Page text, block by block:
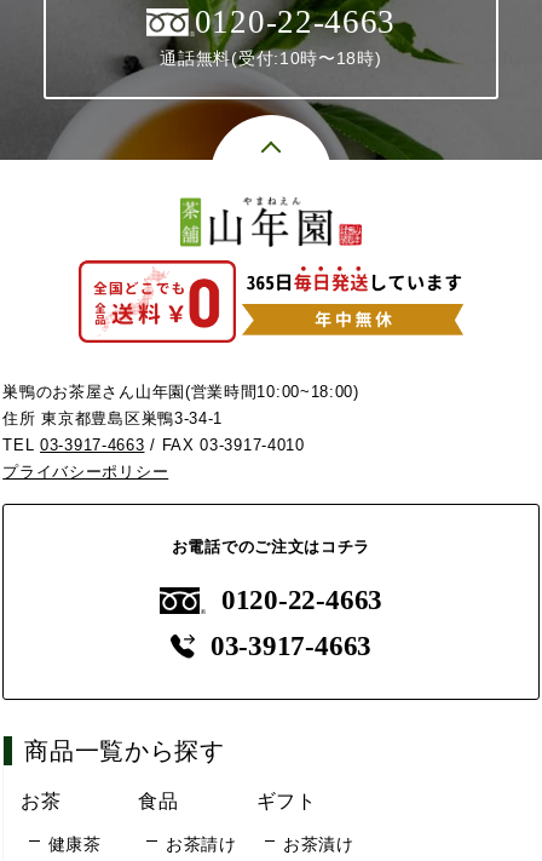
0120-22-4663
通話無料(受付:10時〜18時)
巣鴨のお茶屋さん山年園(営業時間10:00~18:00)
住所 東京都豊島区巣鴨3-34-1
TEL03-3917-4663 / FAX 03-3917-4010
プライバシーポリシー
お電話でのご注文はコチラ
0120-22-4663
03-3917-4663
商品一覧から探す
お茶
健康茶
食品
お茶請け
ギフト
お茶漬け